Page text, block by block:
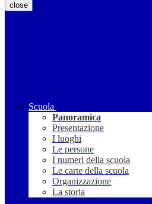
close
Scuola
Panoramica
Presentazione
I luoghi
Le persone
I numeri della scuola
Le carte della scuola
Organizzazione
La storia